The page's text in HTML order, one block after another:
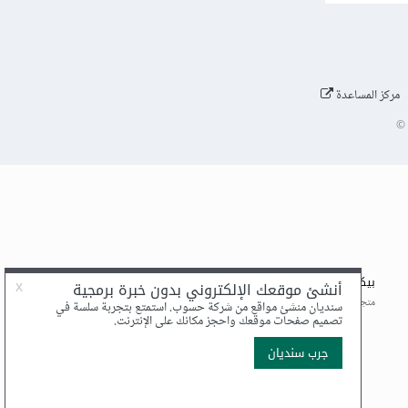
مركز المساعدة
©